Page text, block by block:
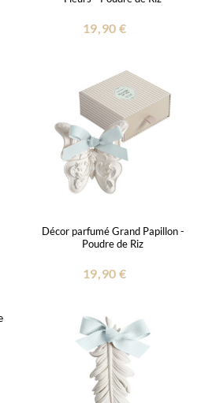
19,90 €
Décor parfumé Grand Papillon -
Poudre de Riz
19,90 €